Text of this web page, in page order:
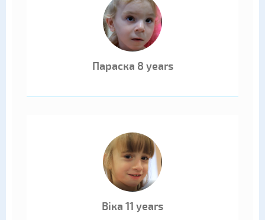
Параска 8 years
Віка 11 years